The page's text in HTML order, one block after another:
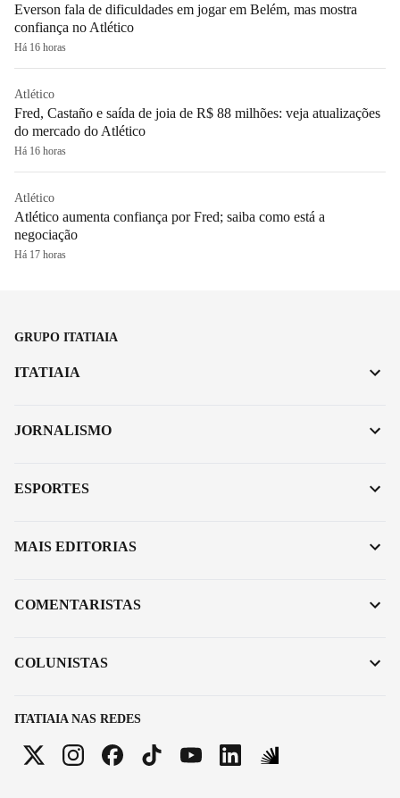
Everson fala de dificuldades em jogar em Belém, mas mostra
confiança no Atlético
Há 16 horas
Atlético
Fred, Castaño e saída de joia de R$ 88 milhões: veja atualizações
do mercado do Atlético
Há 16 horas
Atlético
Atlético aumenta confiança por Fred; saiba como está a
negociação
Há 17 horas
GRUPO ITATIAIA
ITATIAIA NAS REDES
ITATIAIA
JORNALISMO
ESPORTES
MAIS EDITORIAS
COMENTARISTAS
COLUNISTAS